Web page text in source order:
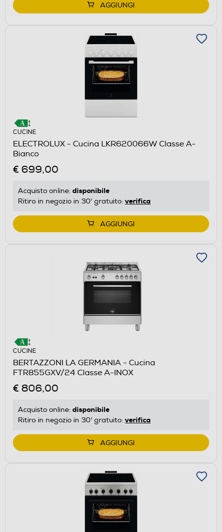
AGGIUNGI
CUCINE
ELECTROLUX - Cucina LKR620066W Classe A-
Bianco
€ 699,00
Acquisto online: disponibile
Ritiro in negozio in 30' gratuito: verifica
AGGIUNGI
CUCINE
BERTAZZONI LA GERMANIA - Cucina
FTR855GXV/24 Classe A-INOX
€ 806,00
Acquisto online: disponibile
Ritiro in negozio in 30' gratuito: verifica
AGGIUNGI